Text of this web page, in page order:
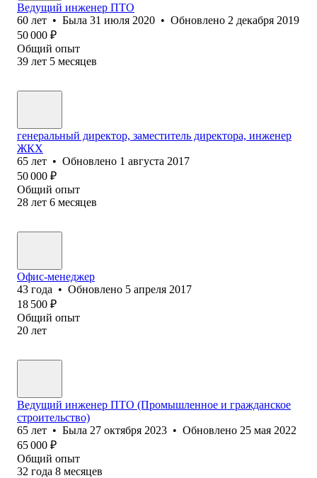
Ведущий инженер ПТО
60 лет • Была 31 июля 2020 • Обновлено 2 декабря 2019
50 000 ₽
Общий опыт
39 лет 5 месяцев
генеральный директор, заместитель директора, инженер
ЖКХ
65 лет • Обновлено 1 августа 2017
50 000 ₽
Общий опыт
28 лет 6 месяцев
Офис-менеджер
43 года • Обновлено 5 апреля 2017
18 500 ₽
Общий опыт
20 лет
Ведущий инженер ПТО (Промышленное и гражданское
строительство)
65 лет • Была 27 октября 2023 • Обновлено 25 мая 2022
65 000 ₽
Общий опыт
32 года 8 месяцев